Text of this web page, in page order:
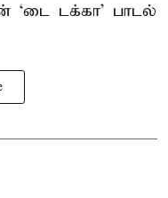
‘டை டக்கா’ பாடல்